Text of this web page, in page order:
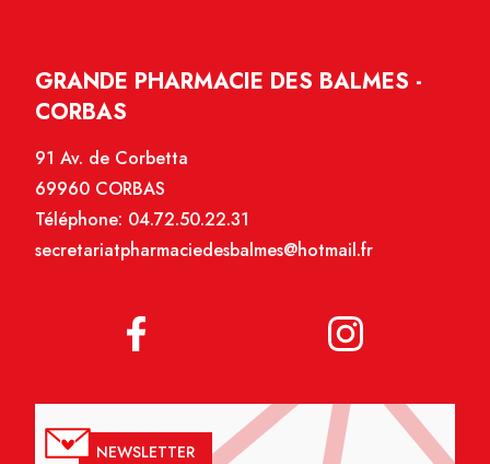
GRANDE PHARMACIE DES BALMES -
CORBAS
91 Av. de Corbetta
69960 CORBAS
Téléphone: 04.72.50.22.31
secretariatpharmaciedesbalmes@hotmail.fr
NEWSLETTER